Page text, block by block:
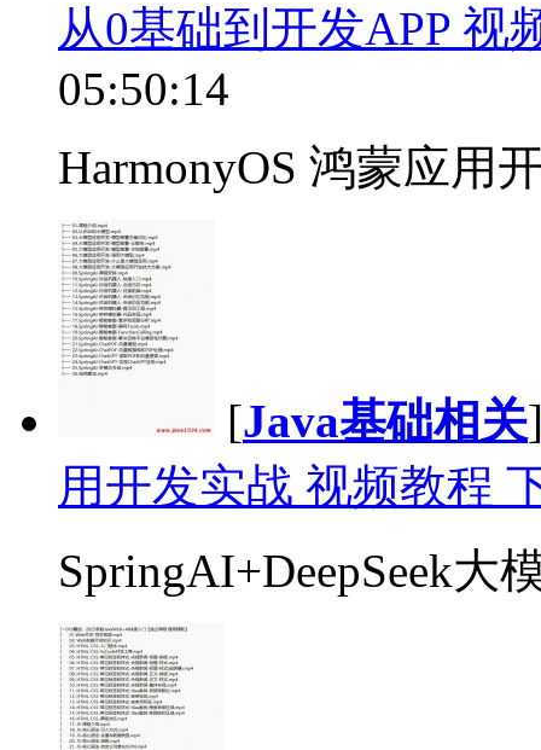
从0基础到开发APP 视
05:50:14
HarmonyOS 鸿蒙应用
[Java基础相关
用开发实战 视频教程
SpringAI+DeepSeek大